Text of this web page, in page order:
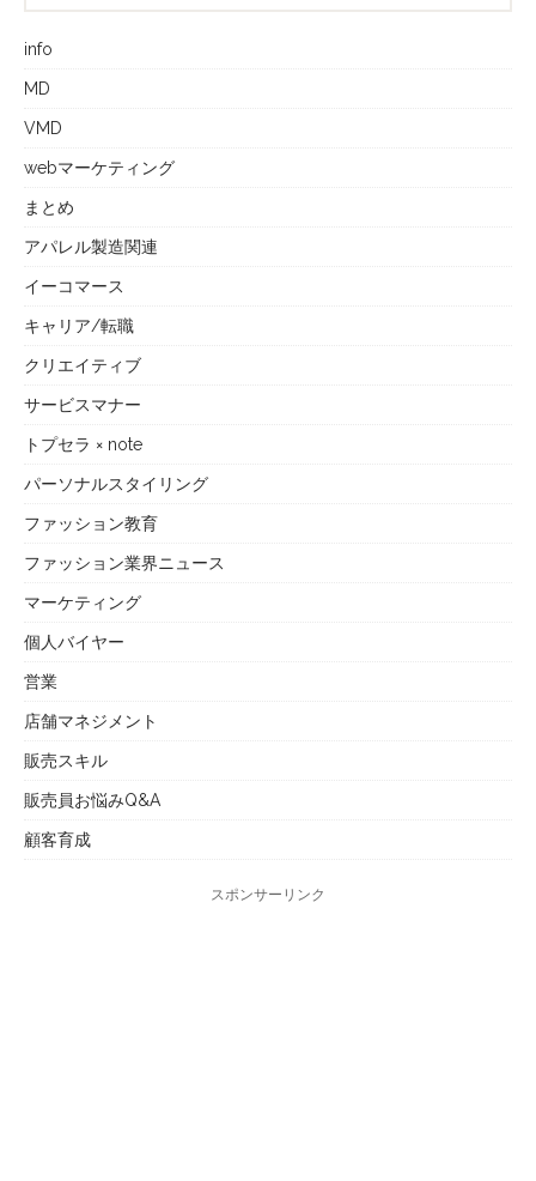
info
MD
VMD
webマーケティング
まとめ
アパレル製造関連
イーコマース
キャリア/転職
クリエイティブ
サービスマナー
トプセラ × note
パーソナルスタイリング
ファッション教育
ファッション業界ニュース
マーケティング
個人バイヤー
営業
店舗マネジメント
販売スキル
販売員お悩みQ&A
顧客育成
スポンサーリンク